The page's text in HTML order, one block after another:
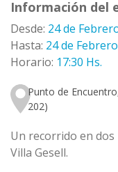
Información del
Desde: 24 de
Hasta: 24 de
Horario: 17:30 Hs.
Punto de
202)
Un recorrido en
Villa Gesell.